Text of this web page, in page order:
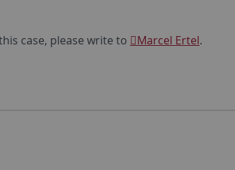
case, please write to Marcel Ertel.